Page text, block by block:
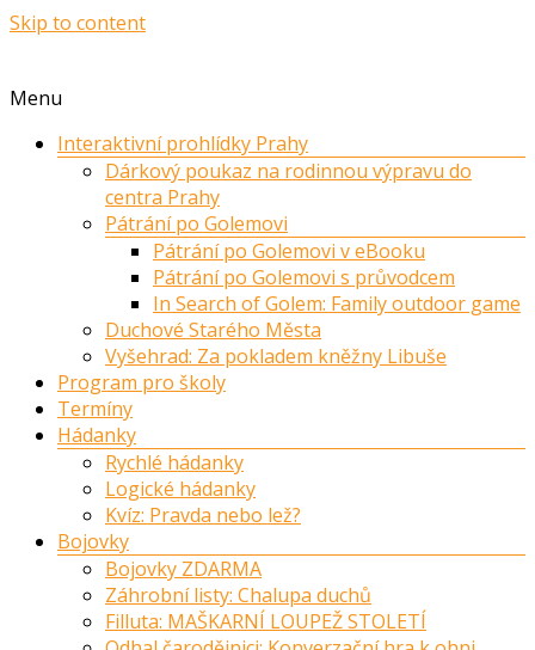
Skip to content
Menu
Interaktivní prohlídky Prahy
Dárkový poukaz na rodinnou výpravu do
centra Prahy
Pátrání po Golemovi
Pátrání po Golemovi v eBooku
Pátrání po Golemovi s průvodcem
In Search of Golem: Family outdoor game
Duchové Starého Města
Vyšehrad: Za pokladem kněžny Libuše
Program pro školy
Termíny
Hádanky
Rychlé hádanky
Logické hádanky
Kvíz: Pravda nebo lež?
Bojovky
Bojovky ZDARMA
Záhrobní listy: Chalupa duchů
Filluta: MAŠKARNÍ LOUPEŽ STOLETÍ